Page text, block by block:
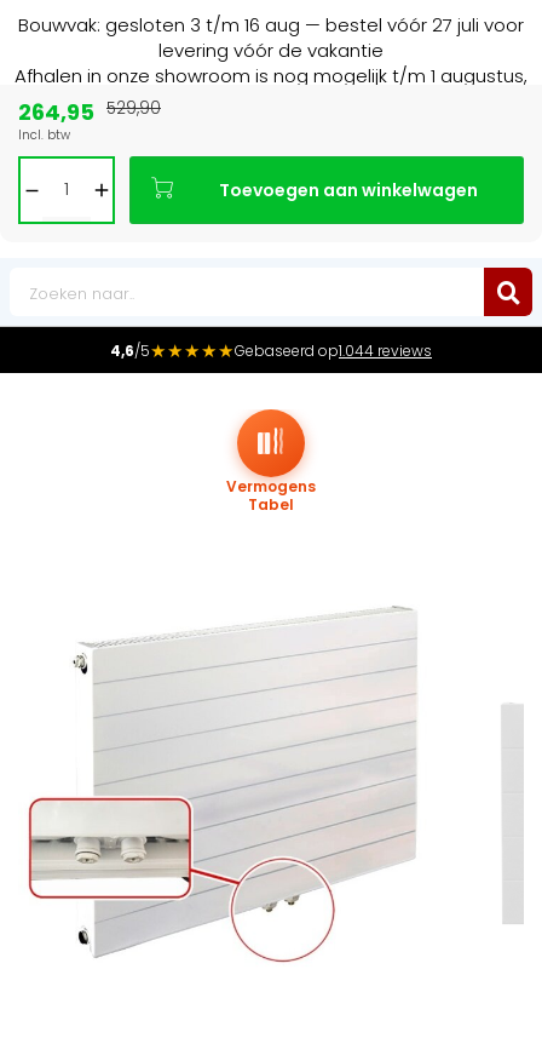
Bouwvak: gesloten 3 t/m 16 aug — bestel vóór 27 juli voor
levering vóór de vakantie
Afhalen in onze showroom is nog mogelijk t/m 1 augustus,
4,6/5★★★★★Gebaseerd op1.044 reviews
Vermogens
Tabel
264,95
Incl. btw
529,90
Toevoegen aan winkelwagen